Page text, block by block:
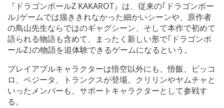
『ドラゴンボールZ KAKAROT』は、従来の｢ドラゴンボー
ル｣ゲームでは描ききれなかった細かいシーンや、原作者
の鳥山先生ならではのギャグシーン、そして本作で初めて
語られる物語も含めて、まったく新しい形で｢ドラゴンボ
ールZ｣の物語を追体験できるゲームになるという。
プレイアブルキャラクターは悟空以外にも、悟飯、ピッコ
ロ、ベジータ、トランクスが登場。クリリンやヤムチャと
いったメンバーも、サポートキャラクターとして参戦す
る。